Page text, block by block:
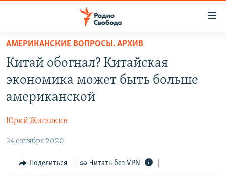
упрощенного
доступа
основному
Вернутся
навигации
Вернутся
ПРОГРАММЫ
АВТОРСКИЕ ПРОЕКТЫ
МНЕНИЯ
КУЛЬТУРА
IDEL.РЕАЛИИ
АМЕРИКАНСКИЕ ВОПРОСЫ. АРХИВ
Китай обогнал? Китайская
экономика может быть больше
американской
Юрий Жигалкин
24 октября 2020
Поделиться Читать без VPN